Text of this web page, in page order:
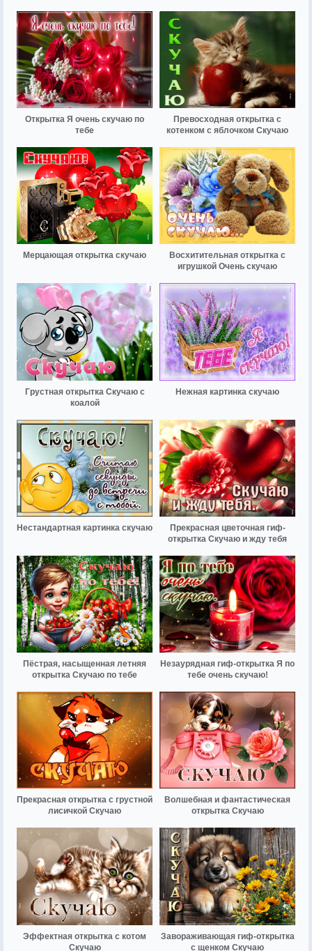
Открытка Я очень скучаю по
тебе
Превосходная открытка с
котенком с яблочком Скучаю
Мерцающая открытка скучаю
Восхитительная открытка с
игрушкой Очень скучаю
Грустная открытка Скучаю с
коалой
Нежная картинка скучаю
Нестандартная картинка скучаю
Прекрасная цветочная гиф-
открытка Скучаю и жду тебя
Пёстрая, насыщенная летняя
открытка Скучаю по тебе
Незаурядная гиф-открытка Я по
тебе очень скучаю!
Прекрасная открытка с грустной
лисичкой Скучаю
Волшебная и фантастическая
открытка Скучаю
Эффектная открытка с котом
Скучаю
Завораживающая гиф-открытка
с щенком Скучаю